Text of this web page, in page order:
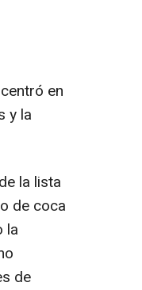
en
y la
la lista
de coca
la
de